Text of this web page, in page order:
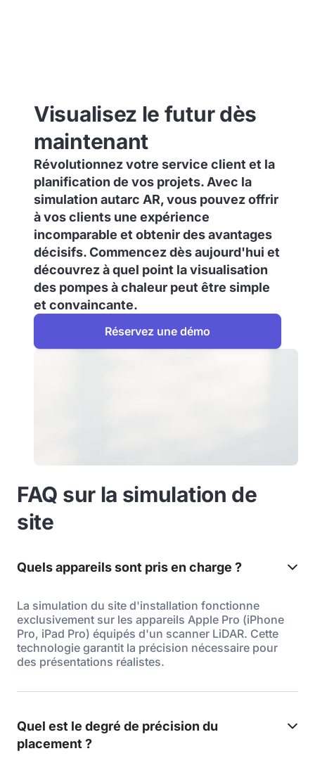
Visualisez le futur dès
maintenant
Révolutionnez votre service client et la
planification de vos projets. Avec la
simulation autarc AR, vous pouvez offrir
à vos clients une expérience
incomparable et obtenir des avantages
décisifs. Commencez dès aujourd'hui et
découvrez à quel point la visualisation
des pompes à chaleur peut être simple
et convaincante.
Réservez une démo
FAQ sur la simulation de
site
Quels appareils sont pris en charge ?
La simulation du site d'installation fonctionne
exclusivement sur les appareils Apple Pro (iPhone
Pro, iPad Pro) équipés d'un scanner LiDAR. Cette
technologie garantit la précision nécessaire pour
des présentations réalistes.
Quel est le degré de précision du
placement ?